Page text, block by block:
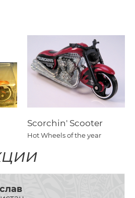
Scorchin' Scooter
Hot Wheels of the year